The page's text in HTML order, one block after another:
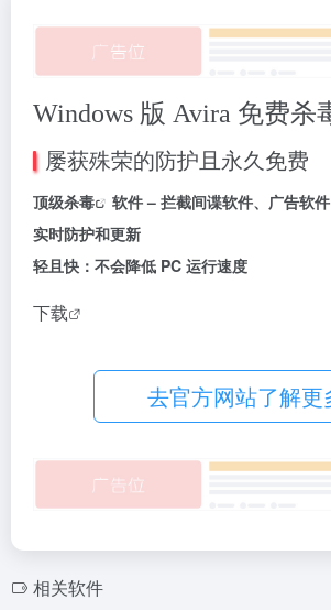
Windows 版 Avira 免费杀
屡获殊荣的防护且永久免费
顶级杀毒
软件 – 拦截间谍软件、广告软件
实时防护和更新
轻且快：不会降低 PC 运行速度
下载
去官方网站了解更
相关软件